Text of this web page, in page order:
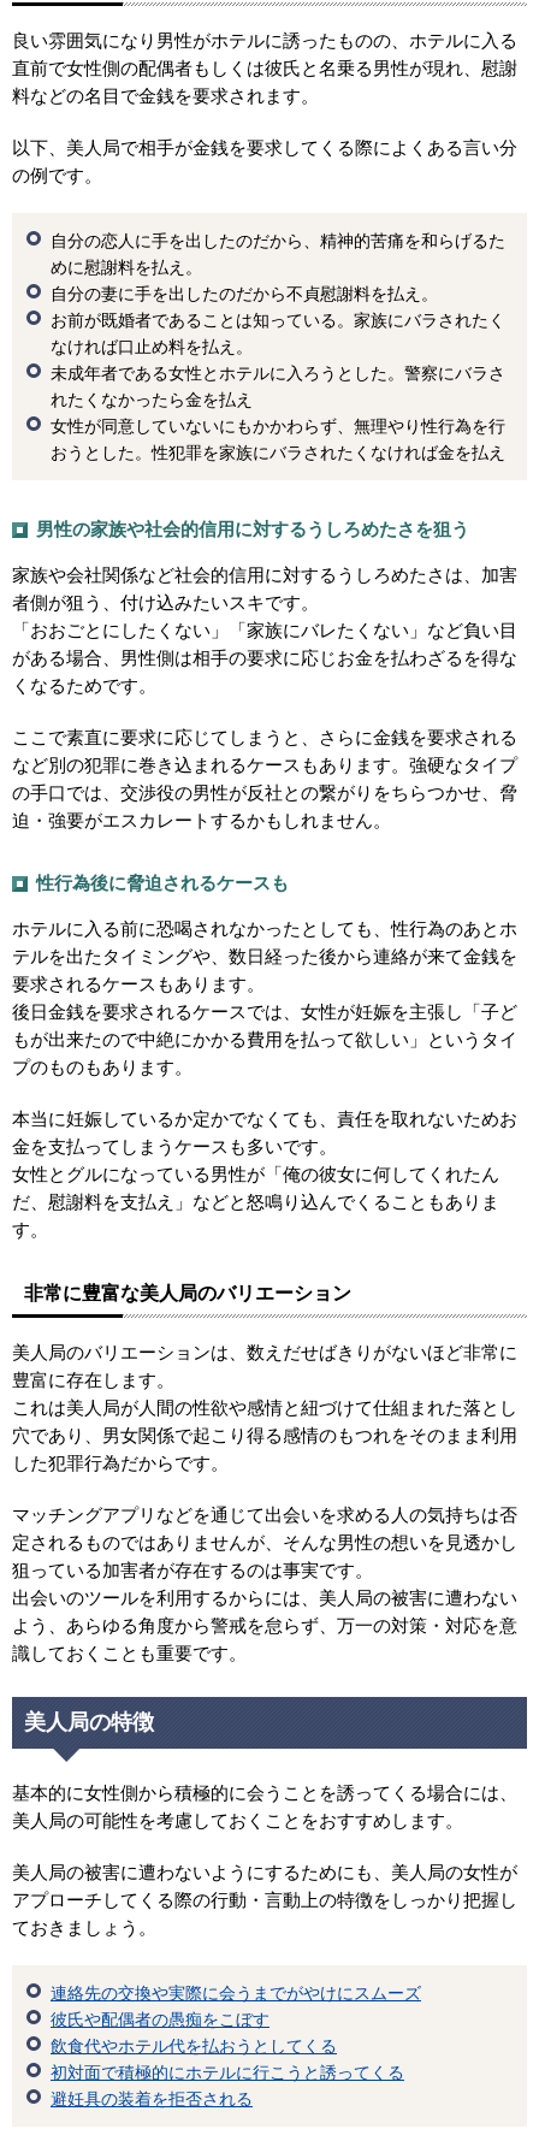
良い雰囲気になり男性がホテルに誘ったものの、ホテルに入る
直前で女性側の配偶者もしくは彼氏と名乗る男性が現れ、慰謝
料などの名目で金銭を要求されます。
以下、美人局で相手が金銭を要求してくる際によくある言い分
の例です。
自分の恋人に手を出したのだから、精神的苦痛を和らげるた
めに慰謝料を払え。
自分の妻に手を出したのだから不貞慰謝料を払え。
お前が既婚者であることは知っている。家族にバラされたく
なければ口止め料を払え。
未成年者である女性とホテルに入ろうとした。警察にバラさ
れたくなかったら金を払え
女性が同意していないにもかかわらず、無理やり性行為を行
おうとした。性犯罪を家族にバラされたくなければ金を払え
男性の家族や社会的信用に対するうしろめたさを狙う
家族や会社関係など社会的信用に対するうしろめたさは、加害
者側が狙う、付け込みたいスキです。
「おおごとにしたくない」「家族にバレたくない」など負い目
がある場合、男性側は相手の要求に応じお金を払わざるを得な
くなるためです。
ここで素直に要求に応じてしまうと、さらに金銭を要求される
など別の犯罪に巻き込まれるケースもあります。強硬なタイプ
の手口では、交渉役の男性が反社との繋がりをちらつかせ、脅
迫・強要がエスカレートするかもしれません。
性行為後に脅迫されるケースも
ホテルに入る前に恐喝されなかったとしても、性行為のあとホ
テルを出たタイミングや、数日経った後から連絡が来て金銭を
要求されるケースもあります。
後日金銭を要求されるケースでは、女性が妊娠を主張し「子ど
もが出来たので中絶にかかる費用を払って欲しい」というタイ
プのものもあります。
本当に妊娠しているか定かでなくても、責任を取れないためお
金を支払ってしまうケースも多いです。
女性とグルになっている男性が「俺の彼女に何してくれたん
だ、慰謝料を支払え」などと怒鳴り込んでくることもありま
す。
非常に豊富な美人局のバリエーション
美人局のバリエーションは、数えだせばきりがないほど非常に
豊富に存在します。
これは美人局が人間の性欲や感情と紐づけて仕組まれた落とし
穴であり、男女関係で起こり得る感情のもつれをそのまま利用
した犯罪行為だからです。
マッチングアプリなどを通じて出会いを求める人の気持ちは否
定されるものではありませんが、そんな男性の想いを見透かし
狙っている加害者が存在するのは事実です。
出会いのツールを利用するからには、美人局の被害に遭わない
よう、あらゆる角度から警戒を怠らず、万一の対策・対応を意
識しておくことも重要です。
美人局の特徴
基本的に女性側から積極的に会うことを誘ってくる場合には、
美人局の可能性を考慮しておくことをおすすめします。
美人局の被害に遭わないようにするためにも、美人局の女性が
アプローチしてくる際の行動・言動上の特徴をしっかり把握し
ておきましょう。
連絡先の交換や実際に会うまでがやけにスムーズ
彼氏や配偶者の愚痴をこぼす
飲食代やホテル代を払おうとしてくる
初対面で積極的にホテルに行こうと誘ってくる
避妊具の装着を拒否される